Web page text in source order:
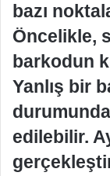
bazı
Öncelikle,
barkodun
Yanlış bir
edilebilir.